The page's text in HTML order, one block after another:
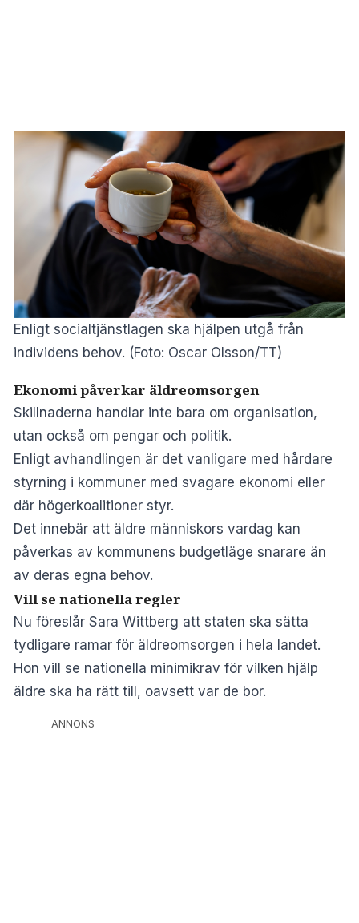
Enligt socialtjänstlagen ska hjälpen utgå från
individens behov. (Foto: Oscar Olsson/TT)
Ekonomi påverkar äldreomsorgen
Skillnaderna handlar inte bara om organisation,
utan också om pengar och politik.
Enligt avhandlingen är det vanligare med hårdare
styrning i kommuner med svagare ekonomi eller
där högerkoalitioner styr.
Det innebär att äldre människors vardag kan
påverkas av kommunens budgetläge snarare än
av deras egna behov.
Vill se nationella regler
Nu föreslår Sara Wittberg att staten ska sätta
tydligare ramar för äldreomsorgen i hela landet.
Hon vill se nationella minimikrav för vilken hjälp
äldre ska ha rätt till, oavsett var de bor.
ANNONS